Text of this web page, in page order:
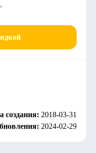
создания: 2018-03-31
2024-02-29